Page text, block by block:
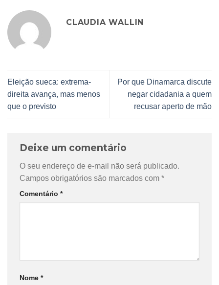
CLAUDIA WALLIN
Eleição sueca: extrema-
direita avança, mas menos
que o previsto
Por que Dinamarca discute
negar cidadania a quem
recusar aperto de mão
Deixe um comentário
O seu endereço de e-mail não será publicado.
Campos obrigatórios são marcados com *
Comentário *
Nome *